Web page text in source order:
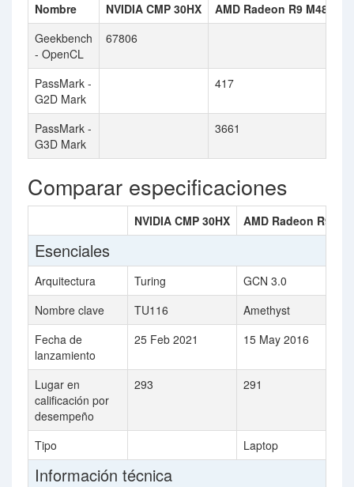
Nombre NVIDIA CMP 30HX
AMD Radeon R9 M485X
Geekbench
- OpenCL
67806
PassMark -
G2D Mark
417
PassMark -
G3D Mark
3661
Comparar especificaciones
NVIDIA CMP 30HX AMD Radeon R9
Esenciales
Arquitectura Turing
GCN 3.0
Nombre clave
TU116
Amethyst
Fecha de
lanzamiento
25 Feb 2021 15 May 2016
Lugar en
calificación por
desempeño
293 291
Tipo Laptop
Información técnica